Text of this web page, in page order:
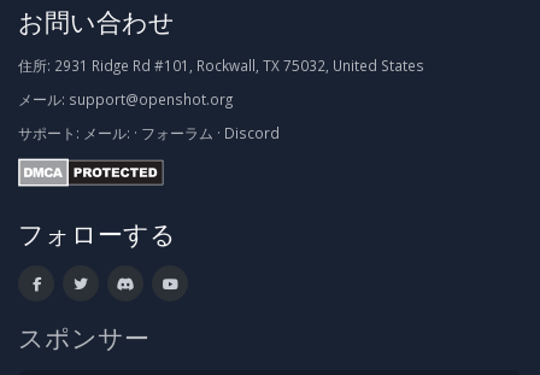
お問い合わせ
住所: 2931 Ridge Rd #101, Rockwall, TX 75032, United States
メール: support@openshot.org
サポート: メール: · フォーラム · Discord
フォローする
スポンサー